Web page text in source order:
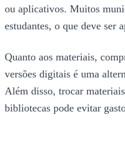
ou aplicativos. Muitos
estudantes, o que deve ser
Quanto aos materiais,
versões digitais é uma
Além disso, trocar
bibliotecas pode evitar